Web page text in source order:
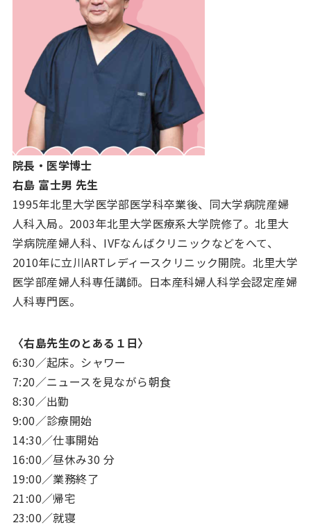
院長・医学博士
右島 富士男 先生
1995年北里大学医学部医学科卒業後、同大学病院産婦
人科入局。2003年北里大学医療系大学院修了。北里大
学病院産婦人科、IVFなんばクリニックなどをへて、
2010年に立川ARTレディースクリニック開院。北里大学
医学部産婦人科専任講師。日本産科婦人科学会認定産婦
人科専門医。
〈右島先生のとある１日〉
6:30／起床。シャワー
7:20／ニュースを見ながら朝食
8:30／出勤
9:00／診療開始
14:30／仕事開始
16:00／昼休み30 分
19:00／業務終了
21:00／帰宅
23:00／就寝